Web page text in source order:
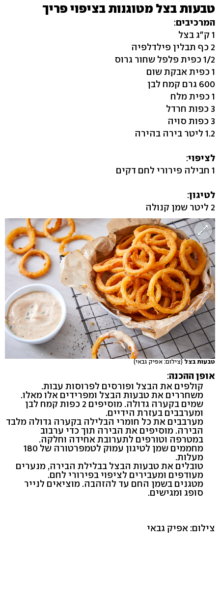
טבעות בצל מטוגנות בציפוי פריך
המרכיבים:
1 ק"ג בצל
2 כף תבלין פילדלפיה
1/2 כפית פלפל שחור גרוס
1 כפית אבקת שום
600 גרם קמח לבן
1 כפית מלח
3 כפות חרדל
3 כפות סויה
1.2 ליטר בירה בהירה
לציפוי:
1 חבילה פירורי לחם דקים
לטיגון:
2 ליטר שמן קנולה
טבעות בצל (צילום: אפיק גבאי)
אופןההכנה:
קולפים את הבצל ופורסים לפרוסות עבות.
משחררים את טבעות הבצל ומפרידים אלו מאלו.
שמים בקערה גדולה. מוסיפים 2 כפות קמח לבן
ומערבבים בעזרת הידיים.
מערבבים את כל חומרי הבלילה בקערה גדולה מלבד
הבירה. מוסיפים את הבירה תוך כדי ערבוב
במטרפה וטורפים לתערובת אחידה וחלקה.
מחממים שמן לטיגון עמוק לטמפרטורה של 180
מעלות.
טובלים את טבעות הבצל בבלילת הבירה, מנערים
מעודפים ומעבירים לציפוי בפירורי לחם.
מטגנים בשמן החם עד להזהבה. מוציאים לנייר
סופג ומגישים.
צילום: אפיק גבאי